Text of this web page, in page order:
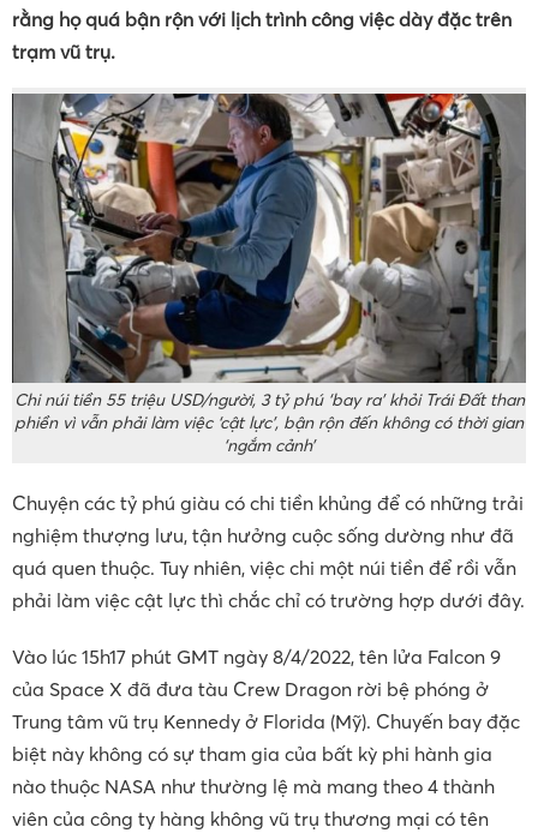
rằng họ quá bận rộn với lịch trình công việc dày đặc trên
trạm vũ trụ.
Chi núi tiền 55 triệu USD/người, 3 tỷ phú ‘bay ra’ khỏi Trái Đất than
phiền vì vẫn phải làm việc ‘cật lực’, bận rộn đến không có thời gian
‘ngắm cảnh’
Chuyện các tỷ phú giàu có chi tiền khủng để có những trải
nghiệm thượng lưu, tận hưởng cuộc sống dường như đã
quá quen thuộc. Tuy nhiên, việc chi một núi tiền để rồi vẫn
phải làm việc cật lực thì chắc chỉ có trường hợp dưới đây.
Vào lúc 15h17 phút GMT ngày 8/4/2022, tên lửa Falcon 9
của Space X đã đưa tàu Crew Dragon rời bệ phóng ở
Trung tâm vũ trụ Kennedy ở Florida (Mỹ). Chuyến bay đặc
biệt này không có sự tham gia của bất kỳ phi hành gia
nào thuộc NASA như thường lệ mà mang theo 4 thành
viên của công ty hàng không vũ trụ thương mại có tên